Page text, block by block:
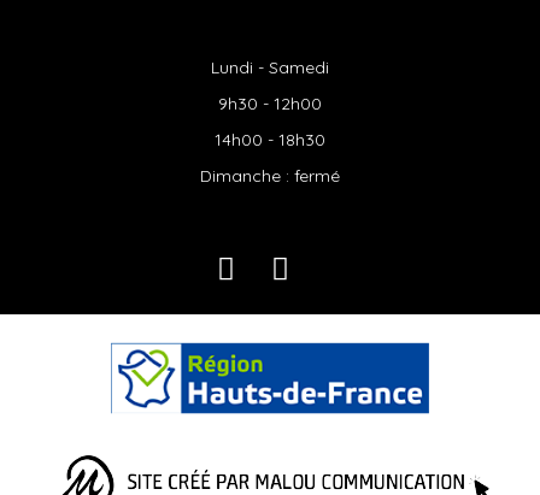
Lundi - Samedi
9h30 - 12h00
14h00 - 18h30
Dimanche : fermé